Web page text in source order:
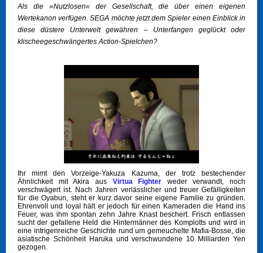
Als die »Nutzlosen« der Gesellschaft, die über einen eigenen
Wertekanon verfügen. SEGA möchte jetzt dem Spieler einen Einblick in
diese düstere Unterwelt gewähren – Unterfangen geglückt oder
klischeegeschwängertes Action-Spielchen?
Ihr mimt den Vorzeige-Yakuza Kazuma, der trotz bestechender
Ähnlichkeit mit Akira aus Virtua Fighter weder verwandt, noch
verschwägert ist. Nach Jahren verlässlicher und treuer Gefälligkeiten
für die Oyabun, steht er kurz davor seine eigene Familie zu gründen.
Ehrenvoll und loyal hält er jedoch für einen Kameraden die Hand ins
Feuer, was ihm spontan zehn Jahre Knast beschert. Frisch entlassen
sucht der gefallene Held die Hintermänner des Komplotts und wird in
eine intrigenreiche Geschichte rund um gemeuchelte Mafia-Bosse, die
asiatische Schönheit Haruka und verschwundene 10 Milliarden Yen
gezogen.